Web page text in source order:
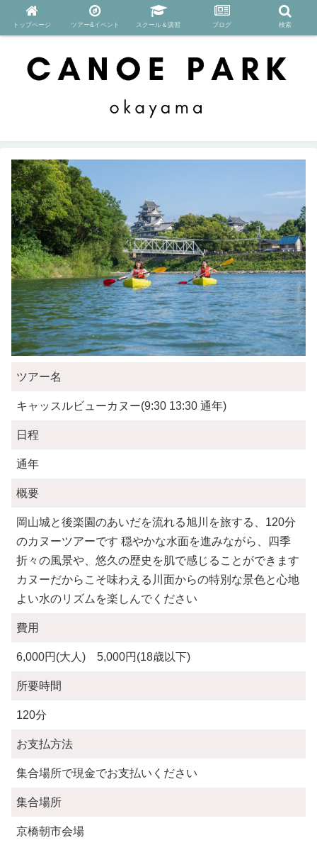
ツアー名
キャッスルビューカヌー(9:30 13:30 通年)
日程
通年
概要
岡山城と後楽園のあいだを流れる旭川を旅する、120分
のカヌーツアーです 穏やかな水面を進みながら、四季
折々の風景や、悠久の歴史を肌で感じることができます
カヌーだからこそ味わえる川面からの特別な景色と心地
よい水のリズムを楽しんでください
費用
6,000円(大人) 5,000円(18歳以下)
所要時間
120分
お支払方法
集合場所で現金でお支払いください
集合場所
京橋朝市会場
トップページ ツアー&イベント スクール＆講習 ブログ 検索